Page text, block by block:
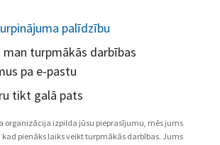
palīdzību
turpmākās darbības
pa e-pastu
tikt galā pats
organizācija izpilda jūsu pieprasījumu, mēs jums
pienāks laiks veikt turpmākās darbības. Jums